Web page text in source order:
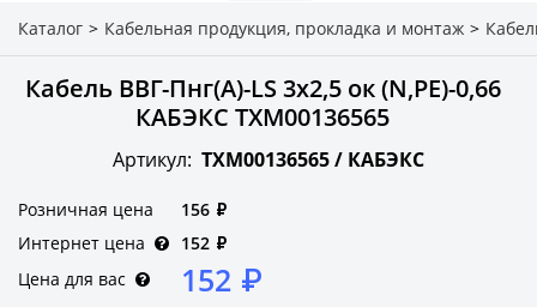
Каталог > Кабельная продукция, прокладка и монтаж >
Кабель ВВГ-Пнг(A)-LS 3х2,5 ок (N,РЕ)-0,66
КАБЭКС ТХМ00136565
Артикул: ТХМ00136565 / КАБЭКС
Розничная цена 156 ₽
Интернет цена
152 ₽
Цена для вас
152 ₽